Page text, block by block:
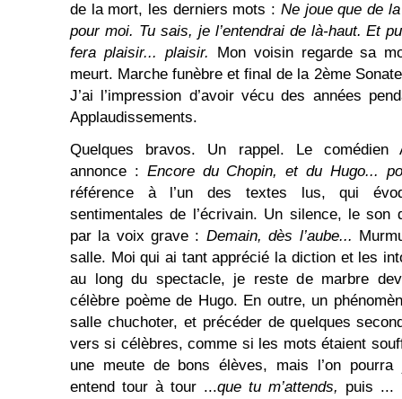
de la mort, les derniers mots : Ne joue que de
pour moi. Tu sais, je l’entendrai de là-haut. Et
fera plaisir... plaisir. Mon voisin regarde sa
meurt. Marche funèbre et final de la 2ème
J’ai l’impression d’avoir vécu des années
Applaudissements.
Quelques bravos. Un rappel. Le comédien
annonce : Encore du Chopin, et du Hugo...
référence à l’un des textes lus, qui
sentimentales de l’écrivain. Un silence, le son
par la voix grave : Demain, dès l’aube...
salle. Moi qui ai tant apprécié la diction et les
au long du spectacle, je reste de marbre
célèbre poème de Hugo. En outre, un
salle chuchoter, et précéder de quelques
vers si célèbres, comme si les mots étaient
une meute de bons élèves, mais l’on
entend tour à tour ...que tu m’attends, puis ...